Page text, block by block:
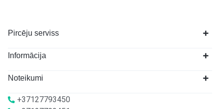
Pircēju serviss
Informācija
Noteikumi
+37127793450